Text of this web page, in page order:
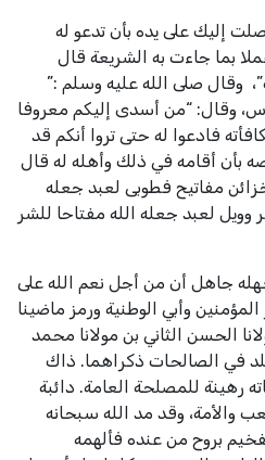
إليك على يده بأن تدعو له
بما جاءت به الشريعة قال
وقال صلى الله عليه وسلم :”
وقال: “من أسدى إليكم معروفا
فادعوا له حتى تروا أنكم قد
بأن أقامه في ذلك وأهله له قال
مفاتيح فطوبى لعبد جعله
وويل لعبد جعله الله مفتاحا للشر
جاهل أن من أجل نعم الله على
وأبي الوطنية ورمز ماضينا
الحسن الثاني بن مولانا محمد
في الصالحات ذكراهما. ذاك
رهينة للمصلحة العامة. دائبة
والأمة، وقد مد الله سبحانه
بروح من عنده فألهمه